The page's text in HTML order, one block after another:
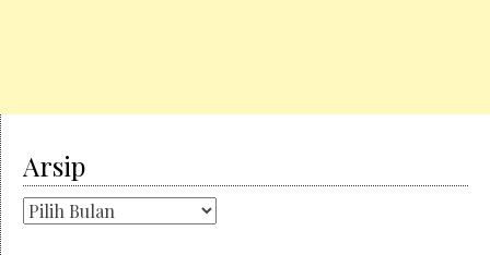
Arsip
Arsip